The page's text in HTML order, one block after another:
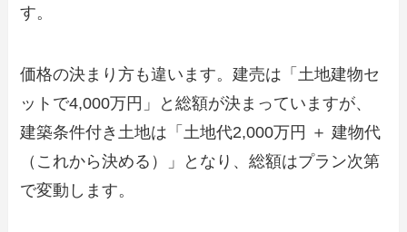
す。
価格の決まり方も違います。建売は「土地建物セ
ットで4,000万円」と総額が決まっていますが、
建築条件付き土地は「土地代2,000万円 ＋ 建物代
（これから決める）」となり、総額はプラン次第
で変動します。